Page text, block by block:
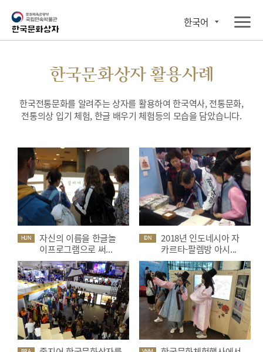
한국어
한국문화상자 활용사례
한국전통문화를 알려주는 상자를 활용하여 한국역사, 전통문화,
전통의상 입기 체험, 한글 배우기 체험등의 모습을 담았습니다.
HUN
자신의 이름을 한글놀
이프로그램으로 써...
IDN
2018년 인도네시아 자
카르타-팔렘방 아시...